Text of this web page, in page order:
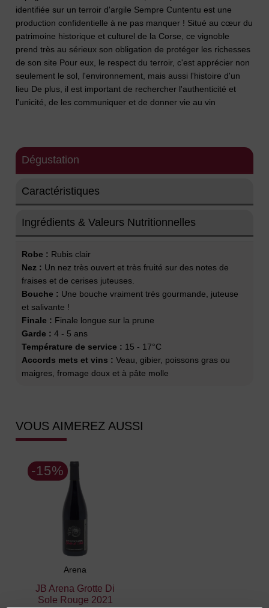
identifiée sur un terroir d'argile Sempre Cuntentu est une
production confidentielle à ne pas manquer ! Situé au cœur du
patrimoine historique et culturel de la Corse, ce vignoble
prend très au sérieux son obligation de protéger les richesses
de son site Pour eux, le respect du terroir, c'est apprécier non
seulement le sol, l'environnement, mais aussi l'histoire d'un
lieu De plus, il est important de rechercher l'authenticité et
l'unicité, de les communiquer et de donner vie au vin
Dégustation
Caractéristiques
Ingrédients & Valeurs Nutritionnelles
Robe : Rubis clair
Nez : Un nez très ouvert et très fruité sur des notes de
fraises et de cerises juteuses.
Bouche : Une bouche vraiment très gourmande, juteuse
et salivante !
Finale : Finale longue sur la prune
Garde : 4 - 5 ans
Température de service : 15 - 17°C
Accords mets et vins : Veau, gibier, poissons gras ou
maigres, fromage doux et à pâte molle
VOUS AIMEREZ AUSSI
-15%
Arena
JB Arena Grotte Di
Sole Rouge 2021